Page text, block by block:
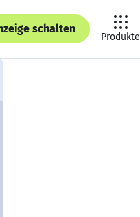
schalten
Produkte